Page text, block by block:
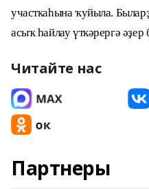
участкаһына ҡуйыла.
асыҡ һайлау үткәрергә
Читайте нас
Партнеры